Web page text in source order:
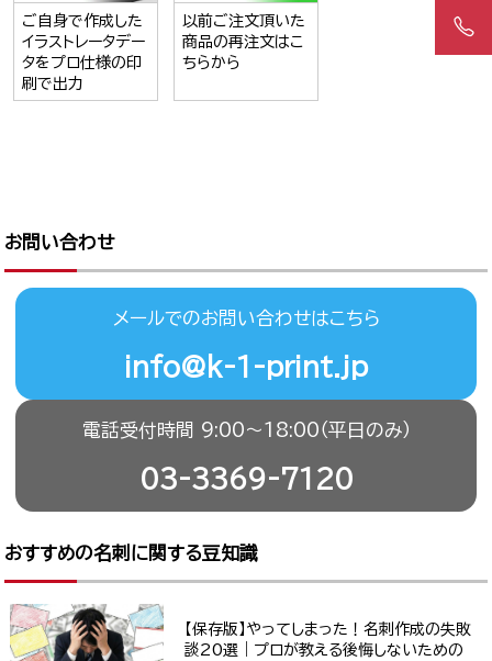
ご自身で作成した
イラストレータデー
タをプロ仕様の印
刷で出力
以前ご注文頂いた
商品の再注文はこ
ちらから
お問い合わせ
メールでのお問い合わせはこちら
info@k-1-print.jp
電話受付時間 9:00〜18:00（平日のみ）
03-3369-7120
おすすめの名刺に関する豆知識
【保存版】やってしまった！名刺作成の失敗
談20選｜プロが教える後悔しないための